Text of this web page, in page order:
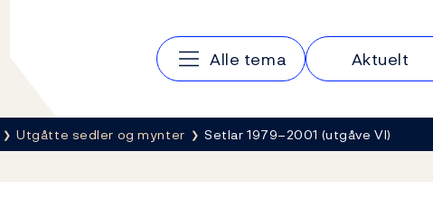
Hovedmeny
Alle tema Aktuelt
Utgåtte sedler og mynter Setlar 1979–2001 (utgåve VI)